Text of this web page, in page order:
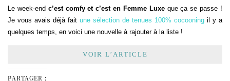
Le week-end c’est comfy et c’est en Femme Luxeque ça se passe !
Je vous avais déjà fait une sélection de tenues 100% cocooning il y a
quelques temps, en voici une nouvelle à rajouter à la liste !
VOIR L’ARTICLE
PARTAGER :